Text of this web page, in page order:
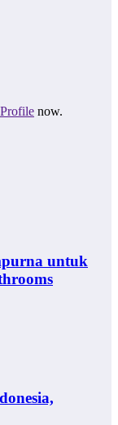
now.
untuk